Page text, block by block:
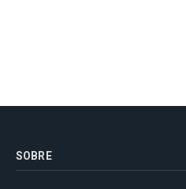
SOBRE